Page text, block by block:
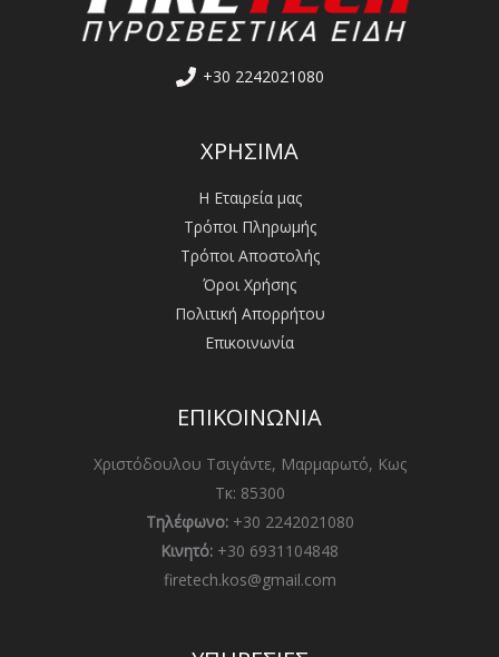
+30 2242021080
ΧΡΗΣΙΜΑ
Η Εταιρεία μας
Τρόποι Πληρωμής
Τρόποι Αποστολής
Όροι Χρήσης
Πολιτική Απορρήτου
Επικοινωνία
ΕΠΙΚΟΙΝΩΝΙΑ
Χριστόδουλου Τσιγάντε, Μαρμαρωτό, Κως
Τκ: 85300
Τηλέφωνο:+30 2242021080
Κινητό: +30 6931104848
firetech.kos@gmail.com